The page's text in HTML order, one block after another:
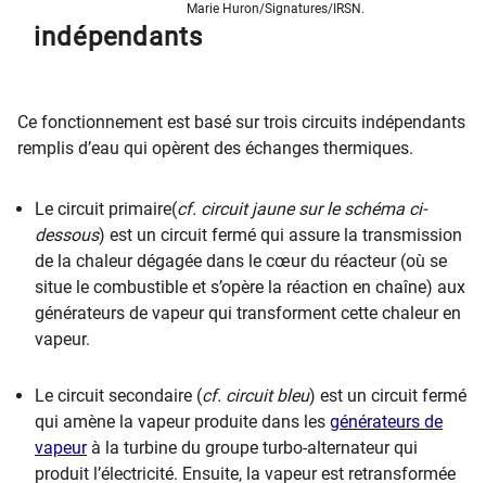
Marie Huron/Signatures/IRSN.
indépendants
Ce fonctionnement est basé sur trois circuits indépendants
remplis d’eau qui opèrent des échanges thermiques.
Le circuit primaire(cf. circuit jaune sur le schéma ci-
dessous) est un circuit fermé qui assure la transmission
de la chaleur dégagée dans le cœur du réacteur (où se
situe le combustible et s’opère la réaction en chaîne) aux
générateurs de vapeur qui transforment cette chaleur en
vapeur.
Le circuit secondaire (cf. circuit bleu) est un circuit fermé
qui amène la vapeur produite dans les générateurs de
vapeurà la turbine du groupe turbo-alternateur qui
produit l’électricité. Ensuite, la vapeur est retransformée